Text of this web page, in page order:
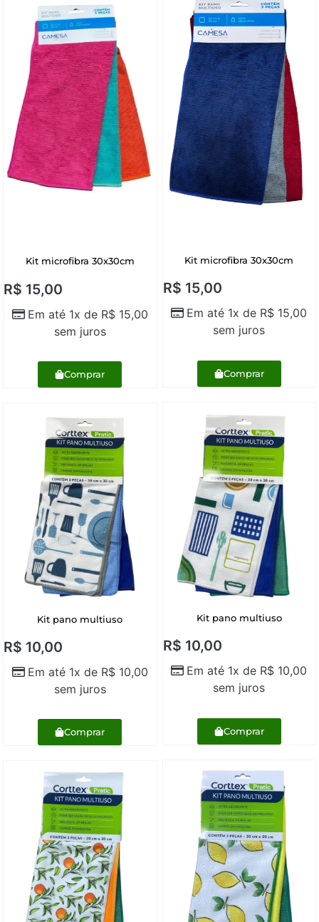
Kit microfibra 30x30cm
R$ 15,00
Em até 1x de R$15,00
sem juros
Comprar
Kit microfibra 30x30cm
R$ 15,00
Em até 1x de R$ 15,00
sem juros
Comprar
Kit pano multiuso
R$ 10,00
Em até 1x de R$10,00
sem juros
Comprar
Kit pano multiuso
R$ 10,00
Em até 1x de R$ 10,00
sem juros
Comprar